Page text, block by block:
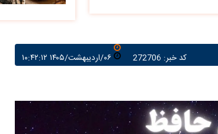
کد خبر: 272706